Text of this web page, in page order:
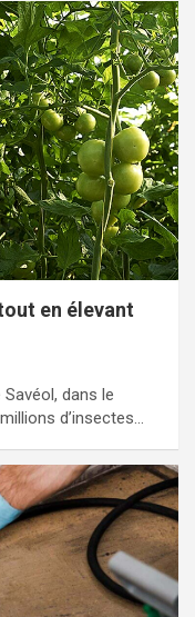
en élevant
dans le
d’insectes…